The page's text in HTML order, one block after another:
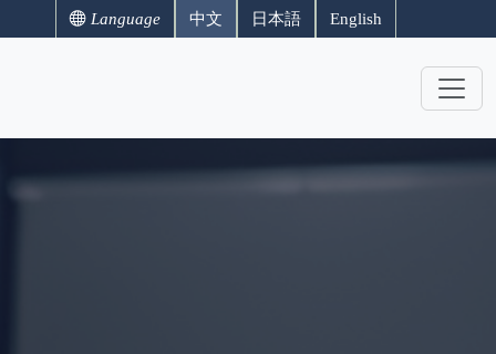
Language 中文 日本語 English